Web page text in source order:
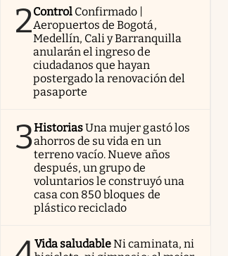
2Control Confirmado |
Aeropuertos de Bogotá,
Medellín, Cali y Barranquilla
anularán el ingreso de
ciudadanos que hayan
postergado la renovación del
pasaporte
3HistoriasUna mujer gastó los
ahorros de su vida en un
terreno vacío. Nueve años
después, un grupo de
voluntarios le construyó una
casa con 850 bloques de
plástico reciclado
Vida saludableNi caminata, ni